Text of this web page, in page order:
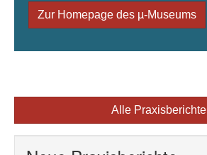
Zur Homepage des µ-Museums
Alle Praxisberichte